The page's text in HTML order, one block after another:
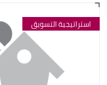
استراتيجية التسويق